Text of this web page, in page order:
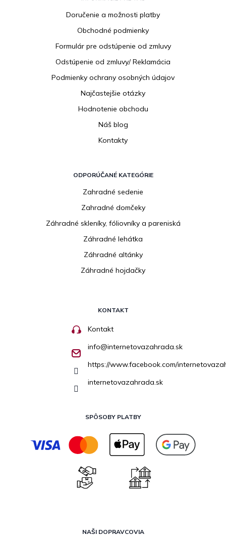
Doručenie a možnosti platby
Obchodné podmienky
Formulár pre odstúpenie od zmluvy
Odstúpenie od zmluvy/ Reklamácia
Podmienky ochrany osobných údajov
Najčastejšie otázky
Hodnotenie obchodu
Náš blog
Kontakty
ODPORÚČANÉ KATEGÓRIE
Zahradné sedenie
Zahradné domčeky
Záhradné skleníky, fóliovníky a pareniská
Záhradné lehátka
Záhradné altánky
Záhradné hojdačky
KONTAKT
Kontakt
info@internetovazahrada.sk
https://www.facebook.com/
internetovazahrada.sk
SPÔSOBY PLATBY
NAŠI DOPRAVCOVIA